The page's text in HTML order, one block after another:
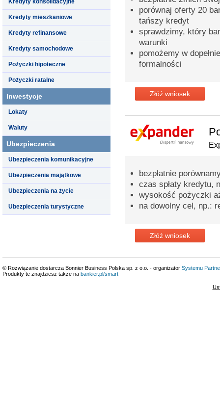
Kredyty mieszkaniowe
Kredyty refinansowe
Kredyty samochodowe
Pożyczki hipoteczne
Pożyczki ratalne
Inwestycje
Lokaty
Waluty
Ubezpieczenia
Ubezpieczenia komunikacyjne
Ubezpieczenia majątkowe
Ubezpieczenia na życie
Ubezpieczenia turystyczne
porównaj oferty 20
tańszy kredyt
sprawdzimy, który
warunki
pomożemy w
formalności
Złóż wniosek
bezpłatnie
czas spłaty kredytu,
wysokość pożyczki
na dowolny cel, np.:
Złóż wniosek
© Rozwiązanie dostarcza Bonnier Business Polska sp. z o.o. - organizator Systemu
Produkty te znajdziesz także na bankier.pl/smart